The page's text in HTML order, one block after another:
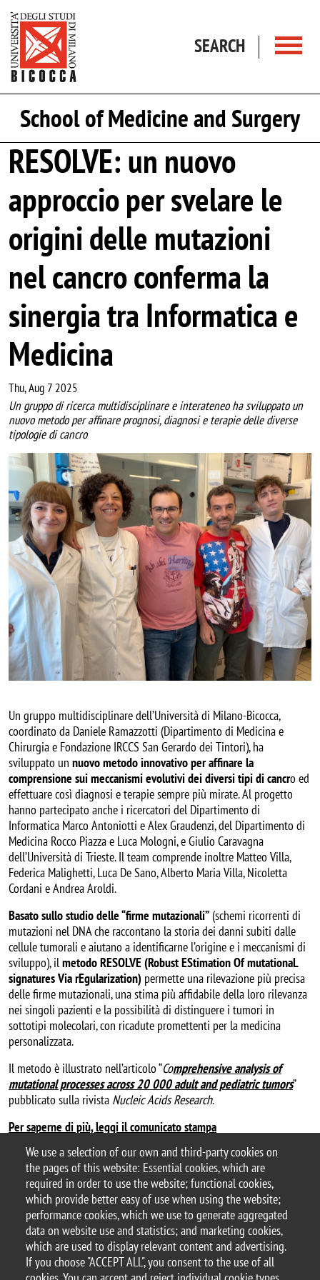
We use a selection of our own and third-party cookies on
the pages of this website: Essential cookies, which are
required in order to use the website; functional cookies,
which provide better easy of use when using the website;
performance cookies, which we use to generate aggregated
data on website use and statistics; and marketing cookies,
which are used to display relevant content and advertising.
If you choose "ACCEPT ALL", you consent to the use of all
SEARCH
School of Medicine and Surgery
RESOLVE: un nuovo
approccio per svelare le
origini delle mutazioni
nel cancro conferma la
sinergia tra Informatica e
Medicina
Thu, Aug 7 2025
Un gruppo di ricerca multidisciplinare e interateneo ha sviluppato un
nuovo metodo per affinare prognosi, diagnosi e terapie delle diverse
tipologie di cancro
Image
Un gruppo multidisciplinare dell’Università di Milano-Bicocca,
coordinato da Daniele Ramazzotti (Dipartimento di Medicina e
Chirurgia e Fondazione IRCCS San Gerardo dei Tintori), ha
sviluppato un nuovo metodo innovativo per affinare la
comprensione sui meccanismi evolutivi dei diversi tipi di cancro ed
effettuare così diagnosi e terapie sempre più mirate. Al progetto
hanno partecipato anche i ricercatori del Dipartimento di
Informatica Marco Antoniotti e Alex Graudenzi, del Dipartimento di
Medicina Rocco Piazza e Luca Mologni, e Giulio Caravagna
dell’Università di Trieste. Il team comprende inoltre Matteo Villa,
Federica Malighetti, Luca De Sano, Alberto Maria Villa, Nicoletta
Cordani e Andrea Aroldi.
Basato sullo studio delle “firme mutazionali”(schemi ricorrenti di
mutazioni nel DNA che raccontano la storia dei danni subiti dalle
cellule tumorali e aiutano a identificarne l’origine e i meccanismi di
sviluppo), ilmetodo RESOLVE (Robust EStimation Of mutationaL
signatures Via rEgularization) permette una rilevazione più precisa
delle firme mutazionali, una stima più affidabile della loro rilevanza
nei singoli pazienti e la possibilità di distinguere i tumori in
sottotipi molecolari, con ricadute promettenti per la medicina
personalizzata.
Il metodo è illustrato nell’articolo “Comprehensive analysis of
mutational processes across 20 000 adult and pediatric tumors”
pubblicato sulla rivista Nucleic Acids Research.
Per saperne di più, leggi il comunicato stampa
Categoria news
Ricerca
© 2025 University of Milano-Bicocca